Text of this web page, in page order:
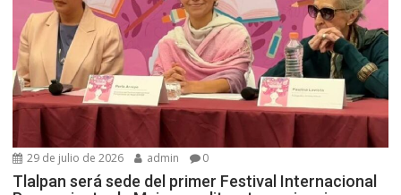
29 de julio de 2026 admin 0
Tlalpan será sede del primer Festival Internacional